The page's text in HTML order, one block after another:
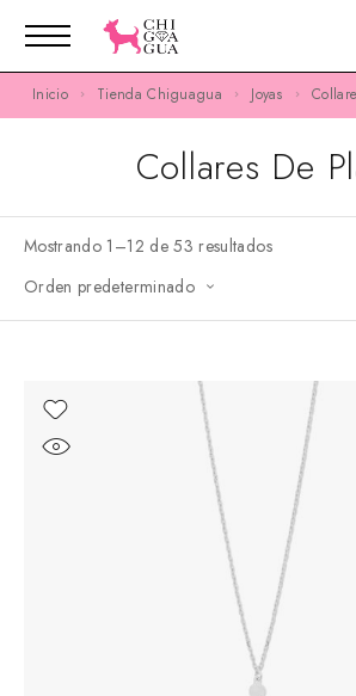
Inicio Tienda Chiguagua Joyas
Collares De
Mostrando 1–12 de 53 resultados
Orden predeterminado